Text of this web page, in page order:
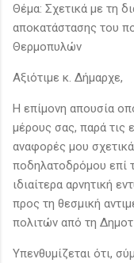
Θέμα: Σχετικά με τη
αποκατάστασης του
Θερμοπυλών
Αξιότιμε κ. Δήμαρχε,
Η επίμονη απουσία
μέρους σας, παρά τις
αναφορές μου
ποδηλατοδρόμου επί
ιδιαίτερα αρνητική
προς τη θεσμική
πολιτών από τη
Υπενθυμίζεται ότι,